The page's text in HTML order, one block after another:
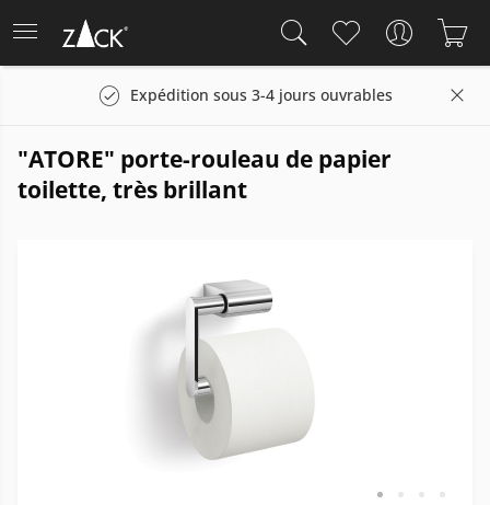
Expédition sous 3-4 jours ouvrables
"ATORE" porte-rouleau de papier
toilette, très brillant